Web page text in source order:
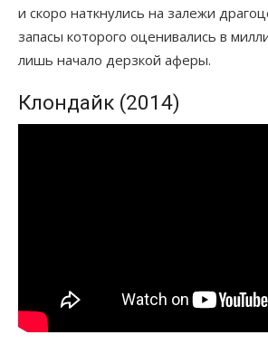
и скоро наткнулись на залежи
запасы которого оценивались в
лишь начало дерзкой аферы.
Клондайк (2014)